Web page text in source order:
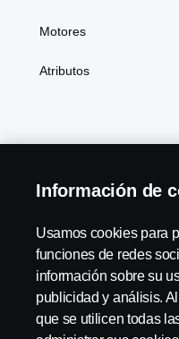
Motores
Atributos
Código de conducta
Información de
Usamos cookies para
funciones de redes
información sobre su
publicidad y análisis.
que se utilicen todas